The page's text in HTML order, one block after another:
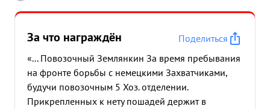
За что награждён
Поделиться
«... Повозочный Землянкин За время пребывания
на фронте борьбы с немецкими Захватчиками,
будучи повозочным 5 Хоз. отделении.
Прикрепленных к нету пошадей держит в